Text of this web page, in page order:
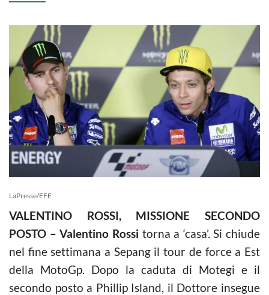
LaPresse/EFE
VALENTINO ROSSI, MISSIONE SECONDO
POSTO – Valentino Rossi torna a ‘casa’. Si chiude
nel fine settimana a Sepang il tour de force a Est
della MotoGp. Dopo la caduta di Motegi e il
secondo posto a Phillip Island, il Dottore insegue